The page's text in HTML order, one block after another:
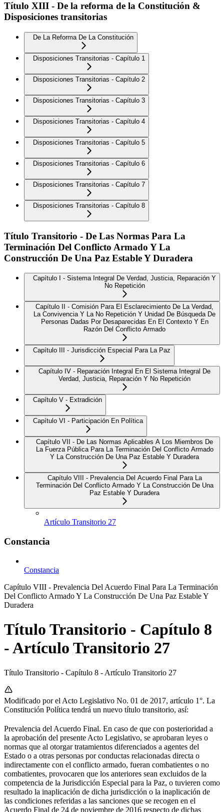
Título XIII - De la reforma de la Constitución &
Disposiciones transitorias
De La Reforma De La Constitución
Disposiciones Transitorias - Capítulo 1
Disposiciones Transitorias - Capítulo 2
Disposiciones Transitorias - Capítulo 3
Disposiciones Transitorias - Capítulo 4
Disposiciones Transitorias - Capítulo 5
Disposiciones Transitorias - Capítulo 6
Disposiciones Transitorias - Capítulo 7
Disposiciones Transitorias - Capítulo 8
Título Transitorio - De Las Normas Para La
Terminación Del Conflicto Armado Y La
Construcción De Una Paz Estable Y Duradera
Capítulo I - Sistema Integral De Verdad, Justicia, Reparación Y
No Repetición
Capítulo II - Comisión Para El Esclarecimiento De La Verdad,
La Convivencia Y La No Repetición Y Unidad De Búsqueda De
Personas Dadas Por Desaparecidas En El Contexto Y En
Razón Del Conflicto Armado
Capítulo III - Jurisdicción Especial Para La Paz
Capítulo IV - Reparación Integral En El Sistema Integral De
Verdad, Justicia, Reparación Y No Repetición
Capítulo V - Extradición
Capítulo VI - Participación En Política
Capítulo VII - De Las Normas Aplicables A Los Miembros De
La Fuerza Pública Para La Terminación Del Conflicto Armado
Y La Construcción De Una Paz Estable Y Duradera
Capítulo VIII - Prevalencia Del Acuerdo Final Para La
Terminación Del Conflicto Armado Y La Construcción De Una
Paz Estable Y Duradera
Artículo Transitorio 27
Constancia
Constancia
Capítulo VIII - Prevalencia Del Acuerdo Final Para La Terminación
Del Conflicto Armado Y La Construcción De Una Paz Estable Y
Duradera
Título Transitorio - Capítulo 8
- Artículo Transitorio 27
Título Transitorio - Capítulo 8 - Artículo Transitorio 27
Modificado por el Acto Legislativo No. 01 de 2017, artículo 1°. La
Constitución Política tendrá un nuevo título transitorio, así:
Prevalencia del Acuerdo Final. En caso de que con posterioridad a
la aprobación del presente Acto Legislativo, se aprobaran leyes o
normas que al otorgar tratamientos diferenciados a agentes del
Estado o a otras personas por conductas relacionadas directa o
indirectamente con el conflicto armado, fueran combatientes o no
combatientes, provocaren que los anteriores sean excluidos de la
competencia de la Jurisdicción Especial para la Paz, o tuvieren como
resultado la inaplicación de dicha jurisdicción o la inaplicación de
las condiciones referidas a las sanciones que se recogen en el
Acuerdo Final de 24 de noviembre de 2016 respecto de dichas